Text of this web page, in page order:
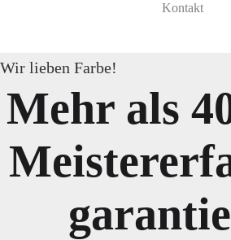
Kontakt
Wir lieben Farbe!
Mehr als